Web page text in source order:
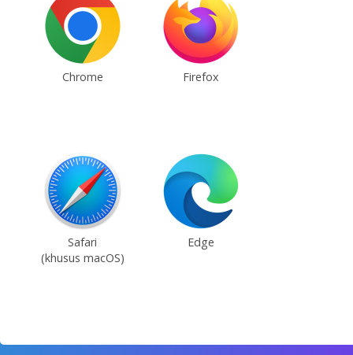
Chrome Firefox
Safari
(khusus macOS)
Edge